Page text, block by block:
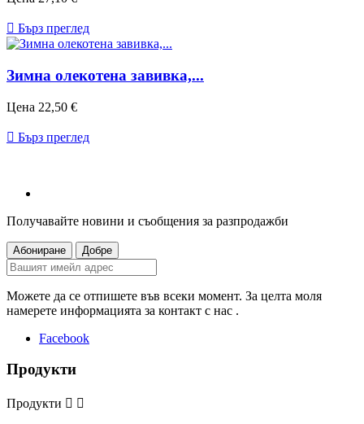
 Бърз преглед
Зимна олекотена завивка,...
Цена 22,50 €
 Бърз преглед
Получавайте новини и съобщения за разпродажби
Можете да се отпишете във всеки момент. За целта моля
намерете информацията за контакт с нас .
Facebook
Продукти
Продукти  